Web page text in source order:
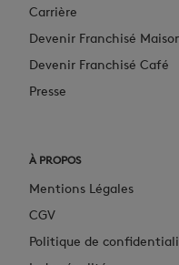
Carrière
Devenir Franchisé
Devenir Franchisé Café
Presse
À PROPOS
Mentions Légales
CGV
Politique de